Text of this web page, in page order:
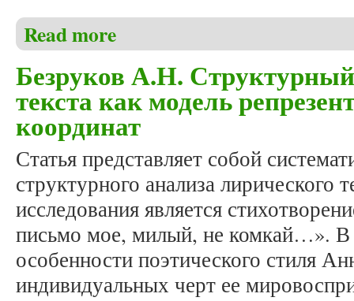
Read more
Безруков А.Н.
текста как модель
координат
Статья представляет собой
структурного анализа лирического
исследования является
письмо мое, милый, не комкай…». В
особенности поэтического стиля
индивидуальных черт ее